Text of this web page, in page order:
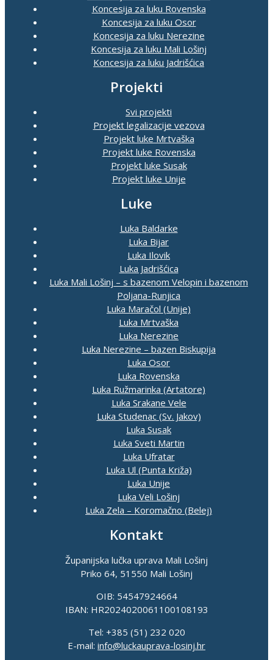
Koncesija za luku Rovenska
Koncesija za luku Osor
Koncesija za luku Nerezine
Koncesija za luku Mali Lošinj
Koncesija za luku Jadrišćica
Projekti
Svi projekti
Projekt legalizacije vezova
Projekt luke Mrtvaška
Projekt luke Rovenska
Projekt luke Susak
Projekt luke Unije
Luke
Luka Baldarke
Luka Bijar
Luka Ilovik
Luka Jadrišćica
Luka Mali Lošinj – s bazenom Velopin i bazenom
Poljana-Runjica
Luka Maračol (Unije)
Luka Mrtvaška
Luka Nerezine
Luka Nerezine – bazen Biskupija
Luka Osor
Luka Rovenska
Luka Ružmarinka (Artatore)
Luka Srakane Vele
Luka Studenac (Sv. Jakov)
Luka Susak
Luka Sveti Martin
Luka Ufratar
Luka Ul (Punta Križa)
Luka Unije
Luka Veli Lošinj
Luka Zela – Koromačno (Belej)
Kontakt
Županijska lučka uprava Mali Lošinj
Priko 64, 51550 Mali Lošinj
OIB: 54547924664
IBAN: HR2024020061100108193
Tel: +385 (51) 232 020
E-mail: info@luckauprava-losinj.hr